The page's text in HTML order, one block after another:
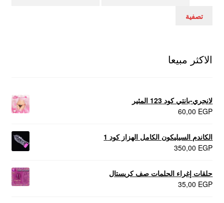
تصفية
الاكثر مبيعا
لانجري-بانتي كود 123 المثير
60,00 EGP
الكاندم السيليكون الكامل الهزاز كود 1
350,00 EGP
حلقات إغراء الحلمات صف كريستال
35,00 EGP